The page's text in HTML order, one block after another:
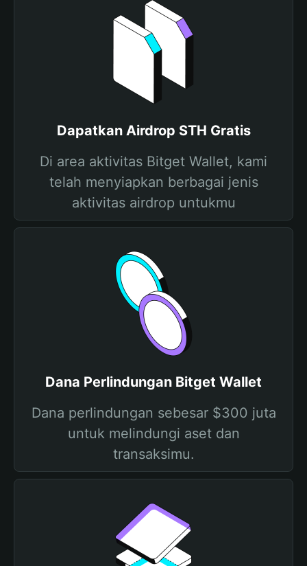
Dapatkan Airdrop STH Gratis
Di area aktivitas Bitget Wallet, kami
telah menyiapkan berbagai jenis
aktivitas airdrop untukmu
Dana Perlindungan Bitget Wallet
Dana perlindungan sebesar $300 juta
untuk melindungi aset dan
transaksimu.